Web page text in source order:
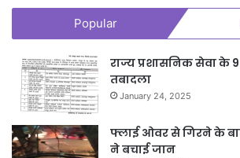
Popular
राज्य प्रशासनिक सेवा के
तबादला
January 24, 2025
फ्लाई ओवर से गिरने के
ने बचाई जान